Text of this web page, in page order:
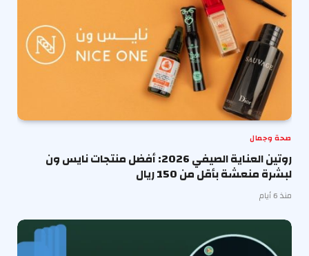
صحة وجمال
روتين العناية الصيفي 2026: أفضل منتجات نايس ون
لبشرة منعشة بأقل من 150 ريال
منذ 6 أيام